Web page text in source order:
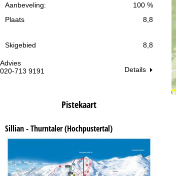
Advies
020-713 9191
100 %
Aanbeveling:
Plaats
8,8
Skigebied 8,8
Details
Pistekaart
Sillian - Thurntaler (Hochpustertal)